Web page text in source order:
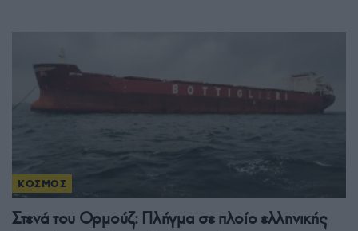
ΚΟΣΜΟΣ
Στενά του Ορμούζ: Πλήγμα σε πλοίο ελληνικής